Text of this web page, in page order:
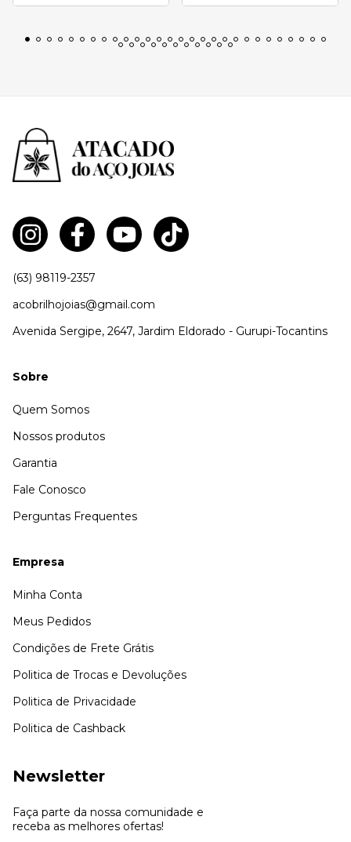
(63) 98119-2357
acobrilhojoias@gmail.com
Avenida Sergipe, 2647, Jardim Eldorado - Gurupi-Tocantins
Sobre
Quem Somos
Nossos produtos
Garantia
Fale Conosco
Perguntas Frequentes
Empresa
Minha Conta
Meus Pedidos
Condições de Frete Grátis
Politica de Trocas e Devoluções
Politica de Privacidade
Politica de Cashback
Newsletter
Faça parte da nossa comunidade e
receba as melhores ofertas!